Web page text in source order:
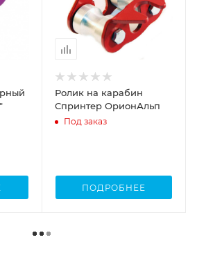
Ролик на карабин
Спринтер ОрионАльп
Под заказ
ПОДРОБНЕЕ